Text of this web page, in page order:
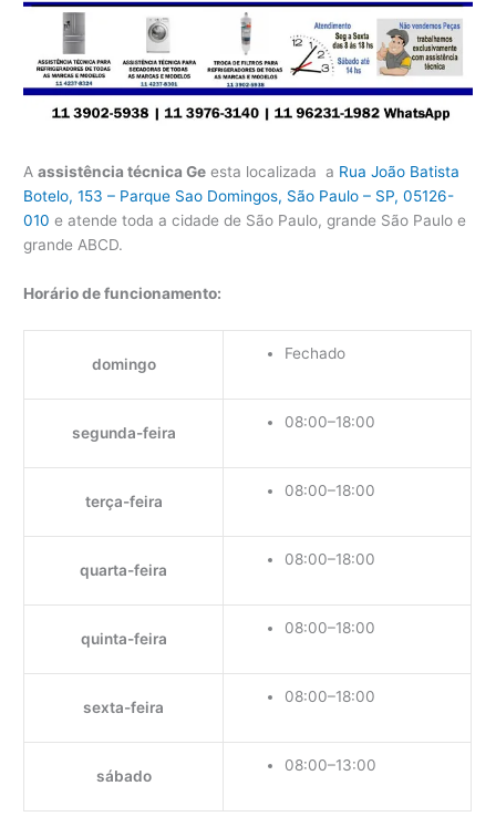
Aassistência técnica Ge esta localizada a Rua João Batista
Botelo, 153 – Parque Sao Domingos, São Paulo – SP, 05126-
010 e atende toda a cidade de São Paulo, grande São Paulo e
grande ABCD.
Horário de funcionamento:
domingo
Fechado
segunda-feira
08:00–18:00
terça-feira
08:00–18:00
quarta-feira
08:00–18:00
quinta-feira
08:00–18:00
sexta-feira
08:00–18:00
sábado
08:00–13:00